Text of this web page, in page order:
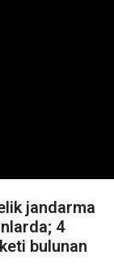
jandarma
4
bulunan